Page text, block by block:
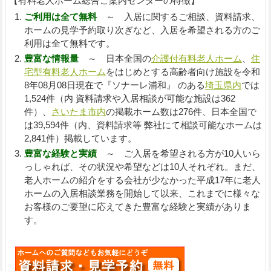
ご利用は全て無料～ 入居に関するご相談、資料請求、
ホームの見学予約取り次ぎなど、入居を希望される方のご
利用は全て無料です。
豊富な情報量～ 日本全国の介護付有料老人ホーム
住
宅型有料老人ホーム をはじめとする高齢者向け施設を令和
8年08月08日現在で『ソナーレ浦和』 のある埼玉県内では
1,524件（内 資料請求や入居相談が可能な施設は362
件）、
さいたま市内の掲載ホーム数は276件、日本全国で
は39,594件（内、資料請求等 弊社にて相談可能なホームは
2,841件）掲載しています。
豊富な経験と実績～ ご入居を希望される方が10人いら
っしゃれば、その状況や希望などは10人それぞれ。まだ、
老人ホームの紹介をする会社が少なかった平成17年に老人
ホームの入居相談業務を開始して以来、これまでに様々な
お客様のご要望に応えてきた豊富な経験と実績がありま
す。